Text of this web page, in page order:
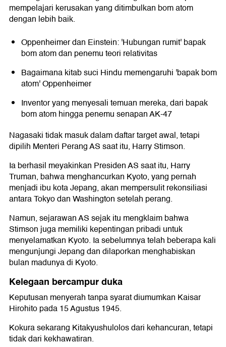
mempelajari kerusakan yang ditimbulkan bom atom
dengan lebih baik.
Oppenheimer dan Einstein: 'Hubungan rumit' bapak
bom atom dan penemu teori relativitas
Bagaimana kitab suci Hindu memengaruhi 'bapak bom
atom' Oppenheimer
Inventor yang menyesali temuan mereka, dari bapak
bom atom hingga penemu senapan AK-47
Nagasaki tidak masuk dalam daftar target awal, tetapi
dipilih Menteri Perang AS saat itu, Harry Stimson.
Ia berhasil meyakinkan Presiden AS saat itu, Harry
Truman, bahwa menghancurkan Kyoto, yang pernah
menjadi ibu kota Jepang, akan mempersulit rekonsiliasi
antara Tokyo dan Washington setelah perang.
Namun, sejarawan AS sejak itu mengklaim bahwa
Stimson juga memiliki kepentingan pribadi untuk
menyelamatkan Kyoto. Ia sebelumnya telah beberapa kali
mengunjungi Jepang dan dilaporkan menghabiskan
bulan madunya di Kyoto.
Kelegaan bercampur duka
Keputusan menyerah tanpa syarat diumumkan Kaisar
Hirohito pada 15 Agustus 1945.
Kokura sekarang Kitakyushulolos dari kehancuran, tetapi
tidak dari kekhawatiran.